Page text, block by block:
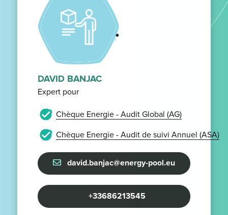
DAVID BANJAC
Expert pour
Chèque Energie - Audit Global (AG)
Chèque Energie - Audit de suivi Annuel (ASA)
david.banjac@energy-pool.eu
+33686213545